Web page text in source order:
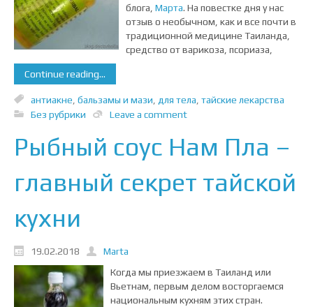
блога, Марта. На повестке дня у нас
отзыв о необычном, как и все почти в
традиционной медицине Таиланда,
средство от варикоза, псориаза,
Continue reading...
антиакне бальзамы и мази для тела тайские лекарства
Без рубрики
Leave a comment
Рыбный соус Нам Пла –
главный секрет тайской
кухни
19.02.2018
Marta
Когда мы приезжаем в Таиланд или
Вьетнам, первым делом восторгаемся
национальным кухням этих стран.